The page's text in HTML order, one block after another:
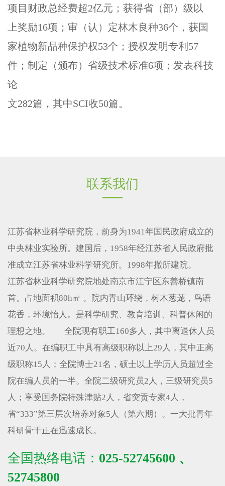
项目财政总经费超2亿元；获得省（部）级以
上奖励16项；审（认）定林木良种36个，获国
家植物新品种保护权53个；授权发明专利57
件；制定（颁布）省级技术标准6项；发表科技
论
文282篇，其中SCI收50篇。
联系我们
江苏省林业科学研究院，前身为1941年国民政府成立的
中央林业实验所。建国后，1958年经江苏省人民政府批
准成立江苏省林业科学研究所。1998年撤所建院。
江苏省林业科学研究院地处南京市江宁区东善桥镇南
首。占地面积80h㎡ 。院内青山环绕，树木葱茏，鸟语
花香，环境怡人。是科学研究、教育培训、科普休闲的
理想之地。 全院现有职工160多人，其中离退休人员
近70人。在编职工中具有高级职称以上29人，其中正高
级职称15人；全院博士21名，硕士以上学历人员超过全
院在编人员的一半。全院二级研究员2人，三级研究员5
人；享受国务院特殊津贴2人，省突贡专家4人，
省“333”第三层次培养对象5人（第六期）。一大批青年
科研骨干正在迅速成长。
全国热络电话： 025-52745600 、
52745800